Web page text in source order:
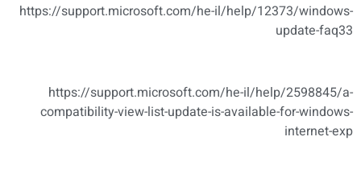
https://support.microsoft.com/he-il/help/12373/windows-
update-faq33
https://support.microsoft.com/he-il/help/2598845/a-
compatibility-view-list-update-is-available-for-windows-
internet-exp